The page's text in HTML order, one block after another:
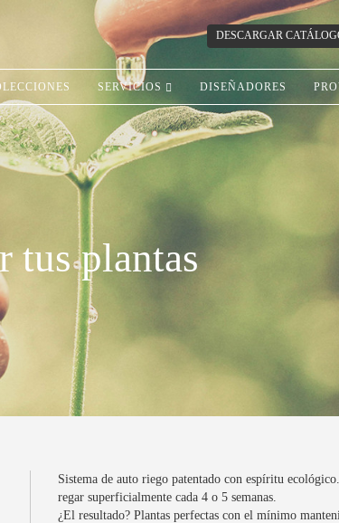
DESCARGAR
SERVICIOS DISEÑADORES
tus plantas
Sistema de auto riego patentado con espíritu
regar superficialmente cada 4 o 5 semanas.
¿El resultado? Plantas perfectas con el mínimo